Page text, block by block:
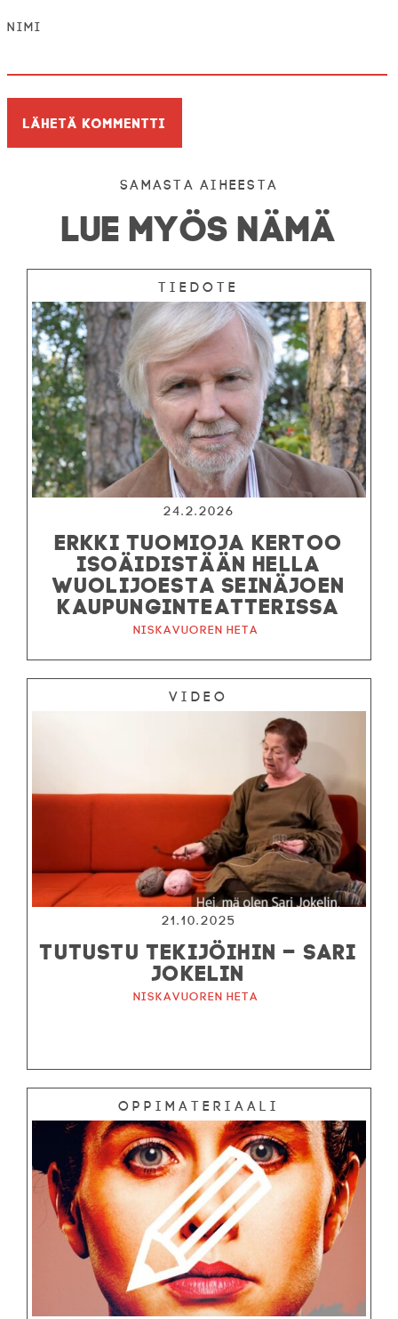
Nimi
Samasta aiheesta
LUE MYÖS NÄMÄ
Tiedote
24.2.2026
ERKKI TUOMIOJA KERTOO
ISOÄIDISTÄÄN HELLA
WUOLIJOESTA SEINÄJOEN
KAUPUNGINTEATTERISSA
Niskavuoren Heta
Video
21.10.2025
TUTUSTU TEKIJÖIHIN – SARI
JOKELIN
Niskavuoren Heta
Oppimateriaali